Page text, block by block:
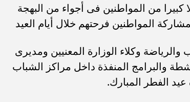
كبيرا من المواطنين فى أجواء من البهجة
المواطنين فرحتهم خلال أيام العيد
وكلاء الوزارة المعنيين ومديرى
والبرامج المنفذة داخل مراكز الشباب
الفطر المبارك.